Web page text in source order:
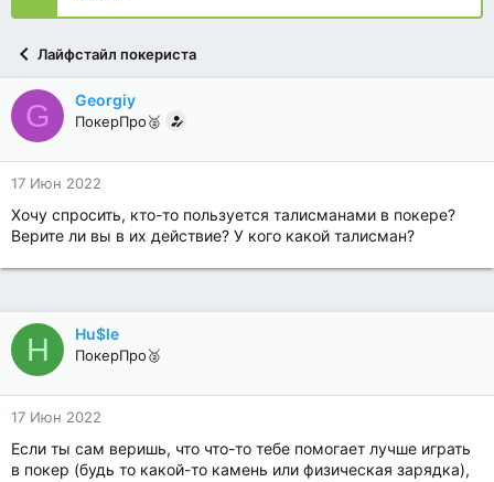
Лайфстайл покериста
G Georgiy
ПокерПро🥈
17 Июн 2022
Хочу спросить, кто-то пользуется талисманами в покере?
Верите ли вы в их действие? У кого какой талисман?
H Hu$le
ПокерПро🥈
17 Июн 2022
Если ты сам веришь, что что-то тебе помогает лучше играть
в покер (будь то какой-то камень или физическая зарядка),